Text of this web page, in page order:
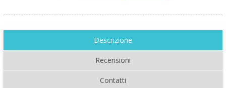
Descrizione
Recensioni
Contatti